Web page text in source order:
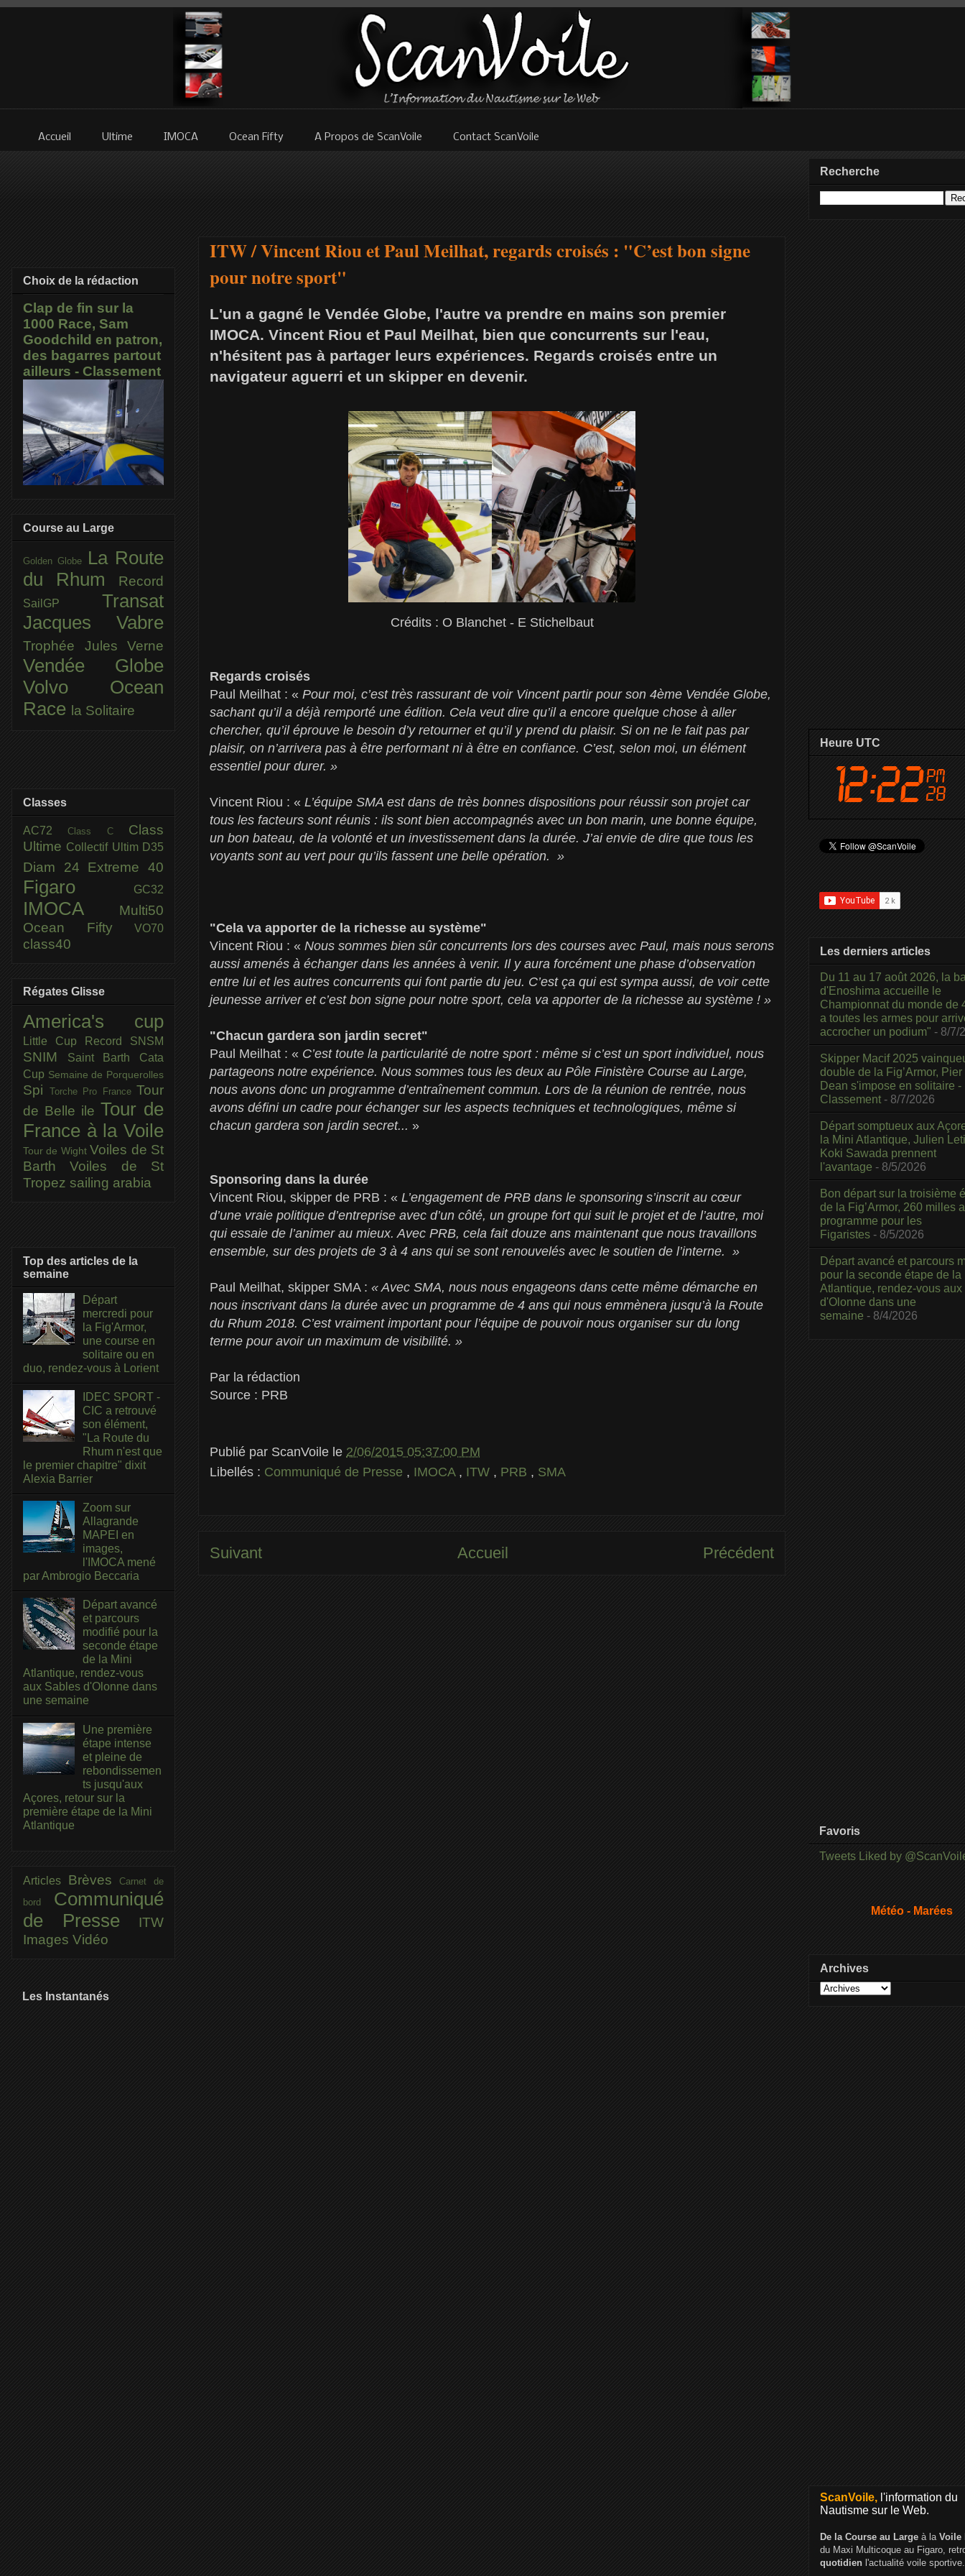
Accueil Ultime IMOCA Ocean Fifty A Propos de ScanVoile Contact ScanVoile
ITW / Vincent Riou et Paul Meilhat, regards croisés : "C’est bon signe
pour notre sport"
L'un a gagné le Vendée Globe, l'autre va prendre en mains son premier
IMOCA. Vincent Riou et Paul Meilhat, bien que concurrents sur l'eau,
n'hésitent pas à partager leurs expériences. Regards croisés entre un
navigateur aguerri et un skipper en devenir.
Crédits : O Blanchet - E Stichelbaut
Regards croisés
Paul Meilhat : « Pour moi, c’est très rassurant de voir Vincent partir pour son 4ème Vendée Globe,
sachant qu’il a déjà remporté une édition. Cela veut dire qu’il a encore quelque chose à aller
chercher, qu’il éprouve le besoin d’y retourner et qu’il y prend du plaisir. Si on ne le fait pas par
plaisir, on n’arrivera pas à être performant ni à être en confiance. C’est, selon moi, un élément
essentiel pour durer. »
Vincent Riou : « L’équipe SMA est dans de très bonnes dispositions pour réussir son projet car
tous les facteurs sont réunis : ils sont bien accompagnés avec un bon marin, une bonne équipe,
un bon bateau, de la volonté et un investissement dans la durée. J’ai envie de dire que tous les
voyants sont au vert pour qu’ils fassent une belle opération. »
"Cela va apporter de la richesse au système"
Vincent Riou : « Nous sommes bien sûr concurrents lors des courses avec Paul, mais nous serons
aussi amenés à échanger dans les années à venir. Il y aura forcément une phase d’observation
entre lui et les autres concurrents qui font partie du jeu. C’est ça qui est sympa aussi, de voir cette
jeunesse arriver et c’est bon signe pour notre sport, cela va apporter de la richesse au système ! »
"Chacun gardera son jardin secret"
Paul Meilhat : « C’est toute la particularité de notre sport : même si c’est un sport individuel, nous
partageons notre expérience. Nous sommes tous les deux au Pôle Finistère Course au Large,
nous avons donc un programme d’entraînement commun. Lors de la réunion de rentrée, nous
avons défini un cadre pour échanger sur les aspects techniques et technologiques, même si
chacun gardera son jardin secret... »
Sponsoring dans la durée
Vincent Riou, skipper de PRB : « L’engagement de PRB dans le sponsoring s’inscrit au cœur
d’une vraie politique d’entreprise avec d’un côté, un groupe fort qui suit le projet et de l’autre, moi
qui essaie de l’animer au mieux. Avec PRB, cela fait douze ans maintenant que nous travaillons
ensemble, sur des projets de 3 à 4 ans qui se sont renouvelés avec le soutien de l’interne. »
Paul Meilhat, skipper SMA : « Avec SMA, nous nous engageons dans cette même démarche en
nous inscrivant dans la durée avec un programme de 4 ans qui nous emmènera jusqu’à la Route
du Rhum 2018. C’est vraiment important pour l’équipe de pouvoir nous organiser sur du long
terme pour avoir un maximum de visibilité. »
Par la rédaction
Source : PRB
Publié par ScanVoile le 2/06/2015 05:37:00 PM
Libellés : Communiqué de Presse , IMOCA , ITW , PRB , SMA
Suivant Précédent
Accueil
Choix de la rédaction
Clap de fin sur la
1000 Race, Sam
Goodchild en patron,
des bagarres partout
ailleurs - Classement
Course au Large
Golden Globe
La Route
du Rhum
Record
SailGP Transat
Jacques Vabre
Trophée Jules Verne
Vendée Globe
Volvo Ocean
Race la Solitaire
Classes
AC72Class C Class
Ultime Collectif Ultim D35
Diam 24 Extreme 40
Figaro GC32
IMOCA
Multi50
Ocean Fifty
VO70
class40
Régates Glisse
America's cup
Little Cup Record SNSM
SNIM
Saint Barth Cata
Cup Semaine de Porquerolles
Spi Torche Pro France Tour
de Belle ile Tour de
France à la Voile
Tour de Wight Voiles de St
BarthVoiles de St
Tropez sailing arabia
Top des articles de la
semaine
Départ
mercredi pour
la Fig'Armor,
une course en
solitaire ou en
duo, rendez-vous à Lorient
IDEC SPORT -
CIC a retrouvé
son élément,
"La Route du
Rhum n'est que
le premier chapitre" dixit
Alexia Barrier
Zoom sur
Allagrande
MAPEI en
images,
l'IMOCA mené
par Ambrogio Beccaria
Départ avancé
et parcours
modifié pour la
seconde étape
de la Mini
Atlantique, rendez-vous
aux Sables d'Olonne dans
une semaine
Une première
étape intense
et pleine de
rebondissemen
ts jusqu'aux
Açores, retour sur la
première étape de la Mini
Atlantique
Articles BrèvesCarnet de
bord Communiqué
de Presse
ITW
Images Vidéo
Les Instantanés
Recherche
Heure UTC
Les derniers articles
Du 11 au 17 août 2026, la
d'Enoshima accueille le
Championnat du monde de
a toutes les armes pour
accrocher un podium" - 8/7/
Skipper Macif 2025
double de la Fig’Armor,
Dean s'impose en solitaire -
Classement - 8/7/2026
Départ somptueux aux
la Mini Atlantique, Julien
Koki Sawada prennent
l'avantage - 8/5/2026
Bon départ sur la troisième
de la Fig’Armor, 260 milles
programme pour les
Figaristes - 8/5/2026
Départ avancé et parcours
pour la seconde étape de la
Atlantique, rendez-vous
d'Olonne dans une
semaine - 8/4/2026
Favoris
Tweets Liked by
Météo - Marées
Archives
ScanVoile, l'information du
Nautisme sur le Web.
De la Course au Large à la Voile
du Maxi Multicoque au Figaro,
quotidien l'actualité voile sportive.